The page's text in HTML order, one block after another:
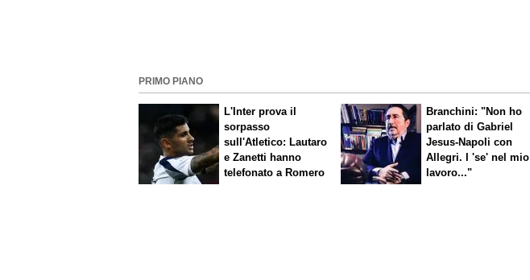
PRIMO PIANO
L'Inter prova il
sorpasso
sull'Atletico: Lautaro
e Zanetti hanno
telefonato a Romero
Branchini: "Non ho
parlato di Gabriel
Jesus-Napoli con
Allegri. I 'se' nel mio
lavoro..."